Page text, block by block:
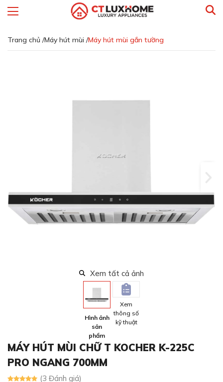
Trang chủ /Máy hút mùi /Máy hút mùi gắn tường
Xem tất cả ảnh
Hình ảnh
sản
phẩm
Xem
thông số
kỹ thuật
MÁY HÚT MÙI CHỮ T KOCHER K-225C
PRO NGANG 700MM
(3 Đánh giá)